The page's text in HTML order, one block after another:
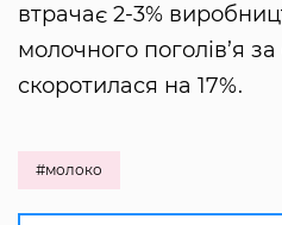
втрачає 2-3%
молочного поголів’я за
скоротилася на 17%.
#молоко